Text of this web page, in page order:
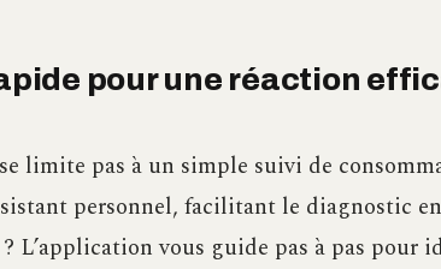
pour une réaction
limite pas à un simple suivi de
personnel, facilitant le diagnostic
L’application vous guide pas à pas pour